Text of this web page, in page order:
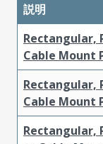
説明
Rectangular,
Cable Mount
Rectangular,
Cable Mount
Rectangular,